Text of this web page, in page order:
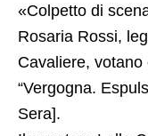
«Colpetto di
Rosaria Rossi,
Cavaliere,
“Vergogna.
Sera].